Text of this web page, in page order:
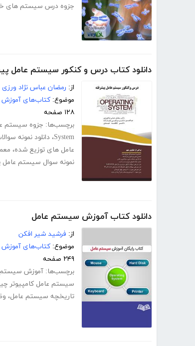
جزوه درس سیستم های
دانلود کتاب درس و کنکور سیستم عامل
از: رمضان عباس نژاد ورزی
موضوع: کتاب‌های آموزش
۱۲۸ صفحه
برچسب‌ها: جزوه سیستم
System، دانلود نمونه
عامل های توزیع شده،
نمونه سوال سیستم عامل
دانلود کتاب آموزش سیستم عامل
از: فرشید شیر افکن
موضوع: کتاب‌های آموزش
۲۴۹ صفحه
برچسب‌ها: آموزش سیستم
سیستم عامل کامپیوتر
تاریخچه سیستم عامل،